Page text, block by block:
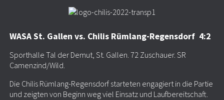
WASA St. Gallen vs. Chilis Rümlang-Regensdorf 4:2
Sporthalle Tal der Demut, St. Gallen. 72 Zuschauer. SR
Camenzind/Wild.
Die Chilis Rümlang-Regensdorf starteten engagiert in die Partie
und zeigten von Beginn weg viel Einsatz und Laufbereitschaft.